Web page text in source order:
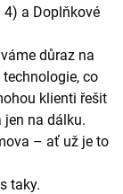
4) a Doplňkové
důraz na
co
klienti řešit
jen na dálku.
– ať už je to
taky.